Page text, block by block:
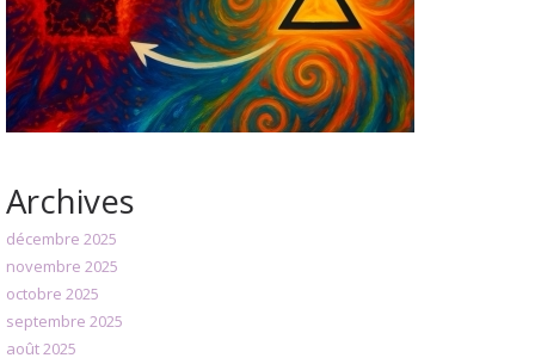
Archives
décembre 2025
novembre 2025
octobre 2025
septembre 2025
août 2025